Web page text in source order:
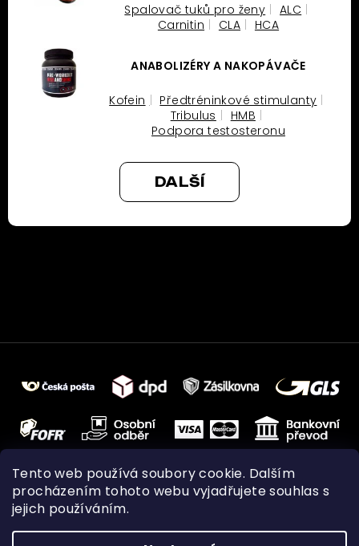
Tento web používá soubory cookie. Dalším
procházením tohoto webu vyjadřujete souhlas s
jejich používáním.
Spalovač tuků pro ženy
ALC
Carnitin
CLA HCA
ANABOLIZÉRY A NAKOPÁVAČE
Kofein
Předtréninkové stimulanty
Tribulus
HMB
Podpora testosteronu
DALŠÍ